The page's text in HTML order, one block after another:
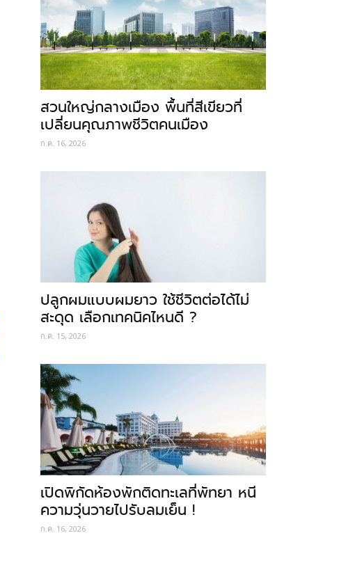
สวนใหญ่กลางเมือง พื้นที่สีเขียวที่
เปลี่ยนคุณภาพชีวิตคนเมือง
ก.ค. 16, 2026
ปลูกผมแบบผมยาว ใช้ชีวิตต่อได้ไม่
สะดุด เลือกเทคนิคไหนดี ?
ก.ค. 15, 2026
เปิดพิกัดห้องพักติดทะเลที่พัทยา หนี
ความวุ่นวายไปรับลมเย็น !
ก.ค. 16, 2026